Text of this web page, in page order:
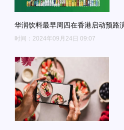
华润饮料最早周四在香港启动预路
时间：2024年09月24日 09:07